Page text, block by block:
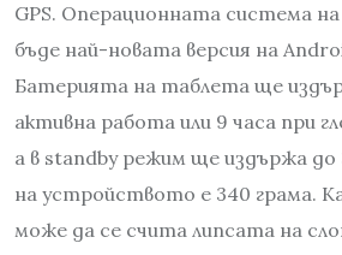
GPS. Операционната система
бъде най-новата версия на
Батерията на таблета ще
активна работа или 9 часа при
а в standby режим ще издържа до
на устройството е 340 грама.
може да се счита липсата на